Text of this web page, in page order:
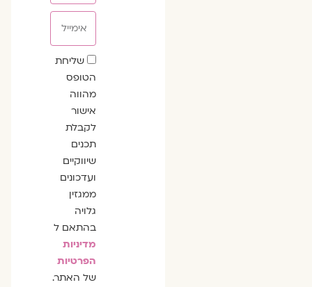
שדה
הסכמה
שליחת
הטופס
מהווה
אישור
לקבלת
תכנים
שיווקיים
ועדכונים
ממגזין
גלויה
בהתאם ל
מדיניות
הפרטיות
של האתר.